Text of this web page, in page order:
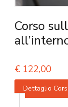
Corso
€ 122,00
Dettaglio